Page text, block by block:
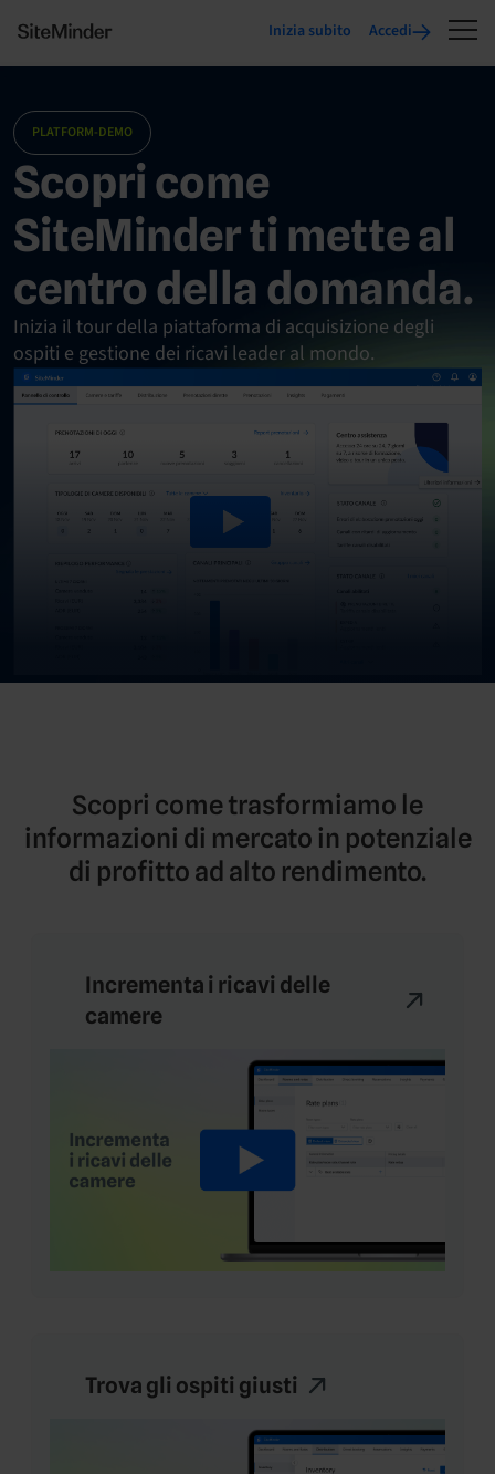
Inizia subito Accedi
PLATFORM-DEMO
Scopri come
SiteMinder ti mette al
centro della domanda.
Inizia il tour della piattaforma di acquisizione degli
ospiti e gestione dei ricavi leader al mondo.
Scopri come trasformiamo le
informazioni di mercato in potenziale
di profitto ad alto rendimento.
Incrementa i ricavi delle
camere
Trova gli ospiti giusti